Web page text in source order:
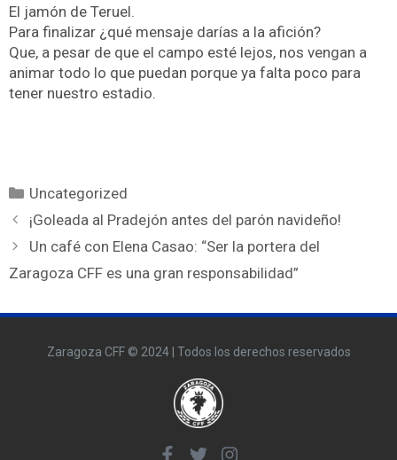
El jamón de Teruel.
Para finalizar ¿qué mensaje darías a la afición?
Que, a pesar de que el campo esté lejos, nos vengan a
animar todo lo que puedan porque ya falta poco para
tener nuestro estadio.
Uncategorized
¡Goleada al Pradejón antes del parón navideño!
Un café con Elena Casao: “Ser la portera del
Zaragoza CFF es una gran responsabilidad”
Zaragoza CFF © 2024 | Todos los derechos reservados